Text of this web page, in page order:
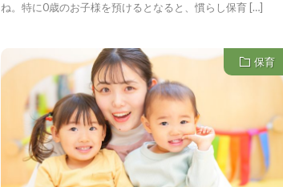
ね。特に0歳のお子様を預けるとなると、慣らし保育 […]
保育